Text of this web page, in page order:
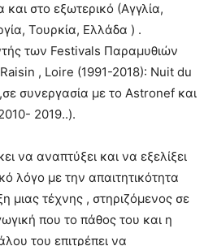
στο εξωτερικό (Αγγλία,
Τουρκία, Ελλάδα ) .
των Festivals Παραμυθιών
, Loire (1991-2018): Νuit du
συνεργασία με το Astronef και
2019..).
να αναπτύξει και να εξελίξει
λόγο με την απαιτητικότητα
μιας τέχνης , στηριζόμενος σε
που το πάθος του και η
του επιτρέπει να